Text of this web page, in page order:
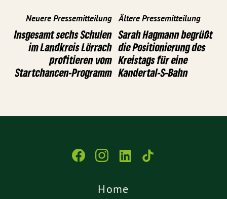
Neuere Pressemitteilung
Insgesamt sechs Schulen
im Landkreis Lörrach
profitieren vom
Startchancen-Programm
Ältere Pressemitteilung
Sarah Hagmann begrüßt
die Positionierung des
Kreistags für eine
Kandertal-S-Bahn
Home